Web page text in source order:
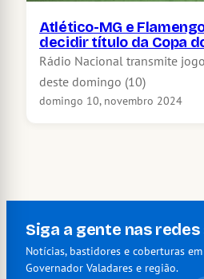
Atlético-MG e
decidir título da Copa
Rádio Nacional transmite
deste domingo (10)
domingo 10, novembro 2024
Siga a gente nas
Notícias, bastidores e coberturas
Governador Valadares e região.